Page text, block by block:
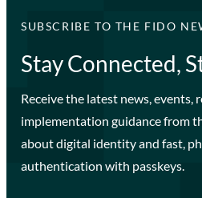
SUBSCRIBE TO THE FIDO
Stay Connected,
Receive the latest news, events,
implementation guidance from
about digital identity and fast,
authentication with passkeys.